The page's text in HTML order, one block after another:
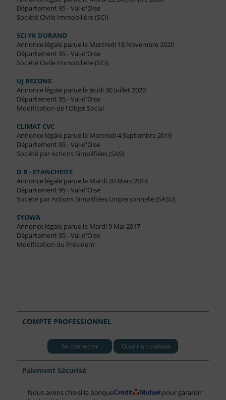
Département 95 - Val-d'Oise
Société Civile Immobilière (SCI)
SCI YK DURAND
Annonce légale parue le Mercredi 18 Novembre 2020
Département 95 - Val-d'Oise
Société Civile Immobilière (SCI)
UJ BEZONS
Annonce légale parue le Jeudi 30 Juillet 2020
Département 95 - Val-d'Oise
Modification de l'Objet Social
CLIMAT CVC
Annonce légale parue le Mercredi 4 Septembre 2019
Département 95 - Val-d'Oise
Société par Actions Simplifiées (SAS)
D B - ETANCHEITE
Annonce légale parue le Mardi 20 Mars 2018
Département 95 - Val-d'Oise
Société par Actions Simplifiées Unipersonnelle (SASU)
SYOWA
Annonce légale parue le Mardi 9 Mai 2017
Département 95 - Val-d'Oise
Modification du Président
COMPTE PROFESSIONNEL
Se connecter Ouvrir un compte
Paiement Sécurisé
Nous avons choisi la banque
pour garantir